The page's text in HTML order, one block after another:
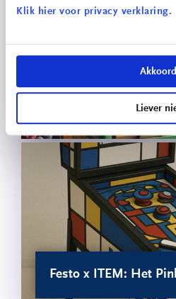
Klik hier voor privacy verklaring.
Akkoord
Liever
Boekengrijper 2.0
Festo x ITEM: Het